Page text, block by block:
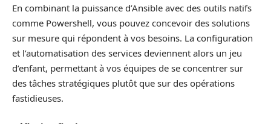
En combinant la puissance d’Ansible avec des outils natifs
comme Powershell, vous pouvez concevoir des solutions
sur mesure qui répondent à vos besoins. La configuration
et l’automatisation des services deviennent alors un jeu
d’enfant, permettant à vos équipes de se concentrer sur
des tâches stratégiques plutôt que sur des opérations
fastidieuses.